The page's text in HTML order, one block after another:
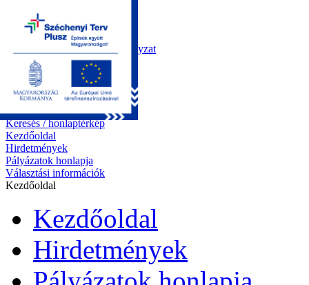
Kezdőoldal
Önkormányzat
Polgármesteri Hivatal
Roma Nemzetiségi Önkormányzat
Elektronikus ügyintézés
Közérdekű információk
Tiszapüspöki bemutatása
Pályázatok
Kapcsolat
Keresés / honlaptérkép
Kezdőoldal
Hirdetmények
Pályázatok honlapja
Választási információk
Kezdőoldal
Kezdőoldal
Hirdetmények